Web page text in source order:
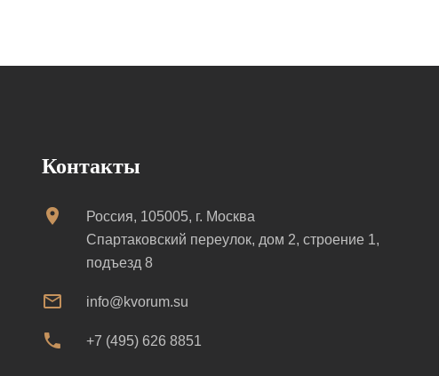
Контакты
Россия, 105005, г. Москва
Спартаковский переулок, дом 2, строение 1,
подъезд 8
info@kvorum.su
+7 (495) 626 8851